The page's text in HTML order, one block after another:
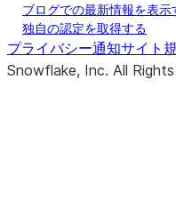
ブログでの最新情報を表示
独自の認定を取得する
プライバシー通知サイト
Snowflake, Inc. All